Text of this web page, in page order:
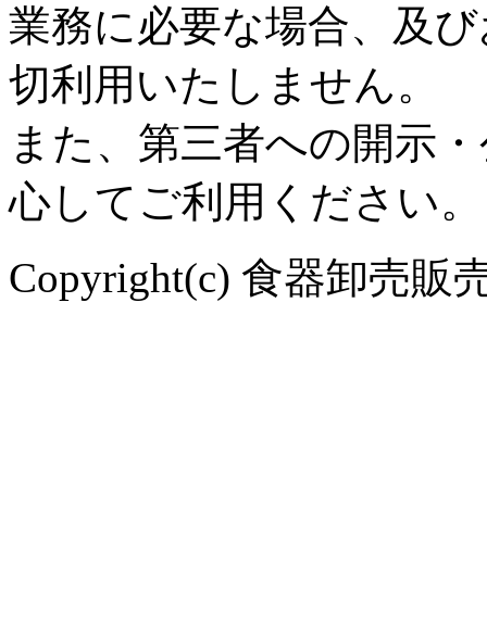
業務に必要な場合、及
切利用いたしません。
また、第三者への開示
心してご利用ください。
Copyright(c) 食器卸売販